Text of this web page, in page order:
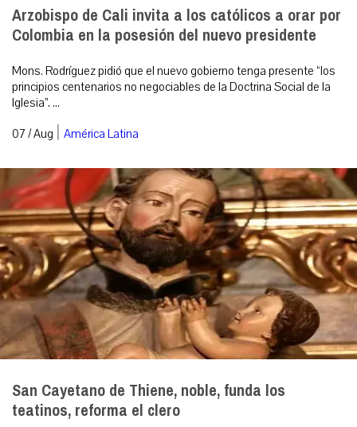
Arzobispo de Cali invita a los católicos a orar por
Colombia en la posesión del nuevo presidente
Mons. Rodríguez pidió que el nuevo gobierno tenga presente “los
principios centenarios no negociables de la Doctrina Social de la
Iglesia”. ...
07 / Aug | América Latina
San Cayetano de Thiene, noble, funda los
teatinos, reforma el clero